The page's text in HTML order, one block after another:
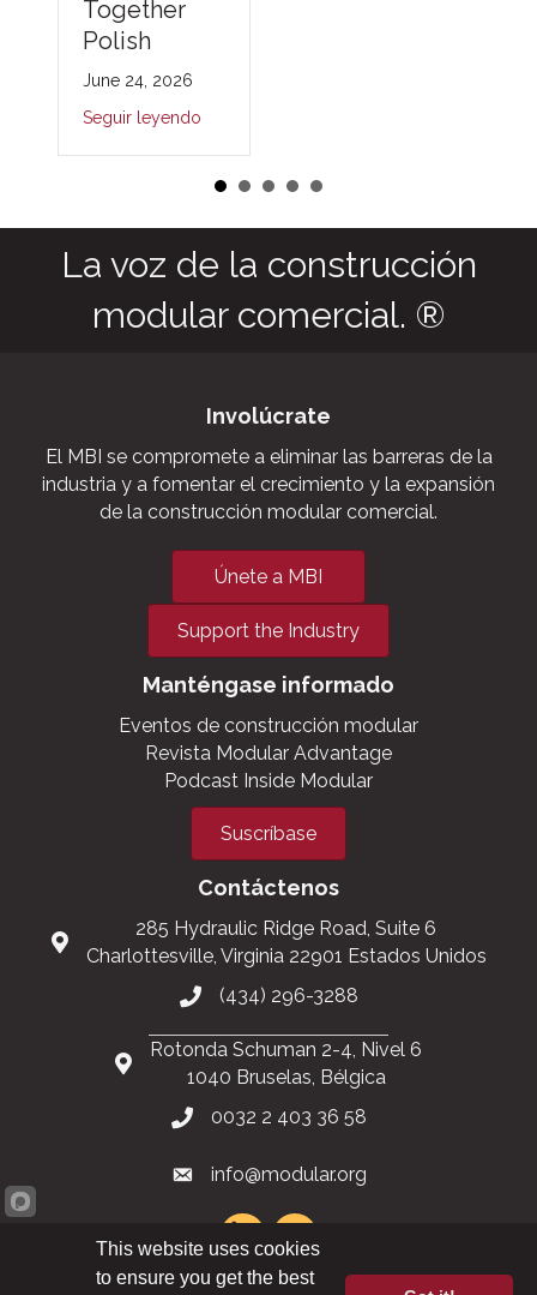
Together
Polish
June 24, 2026
Seguir leyendo
La voz de la construcción
modular comercial. ®
Involúcrate
El MBI se compromete a eliminar las barreras de la
industria y a fomentar el crecimiento y la expansión
de la construcción modular comercial.
Únete a MBI
Support the Industry
Manténgase informado
Eventos de construcción modular
Revista Modular Advantage
Podcast Inside Modular
Suscríbase
Contáctenos
285 Hydraulic Ridge Road, Suite 6
Charlottesville, Virginia 22901 Estados Unidos
(434) 296-3288
Rotonda Schuman 2-4, Nivel 6
1040 Bruselas, Bélgica
0032 2 403 36 58
info@modular.org
This website uses cookies
to ensure you get the best